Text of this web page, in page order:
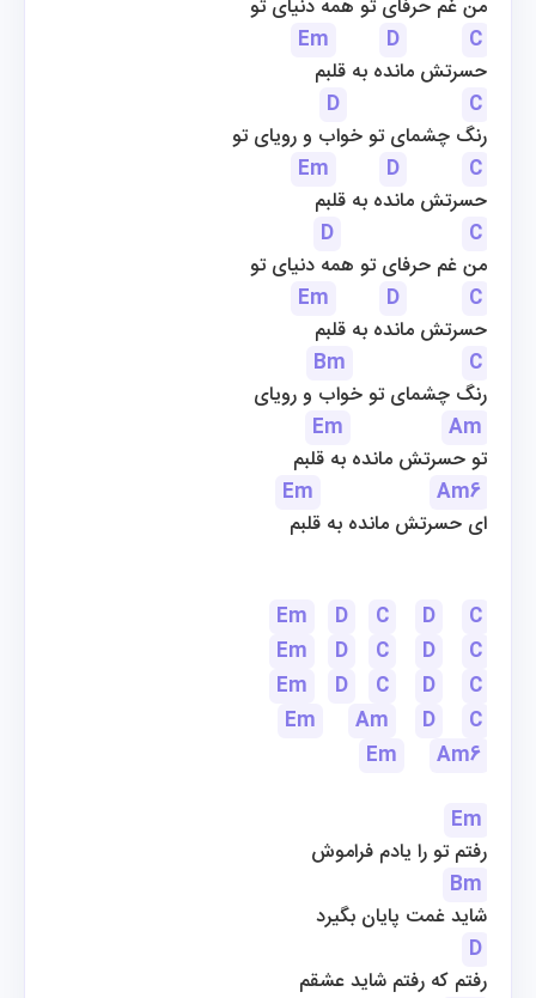
من غم حرفای تو همه دنیای تو
Em
D
C
حسرتش مانده به قلبم
D
C
رنگ چشمای تو خواب و رویای تو
Em
D
C
حسرتش مانده به قلبم
D
C
من غم حرفای تو همه دنیای تو
Em
D
C
حسرتش مانده به قلبم
Bm
C
رنگ چشمای تو خواب و رویای
Em
Am
تو حسرتش مانده به قلبم
Em
Am6
ای حسرتش مانده به قلبم
Em D C D
C
Em
D C D
C
Em
D C D
C
Em
Am D
C
Em
Am6
Em
رفتم تو را یادم فراموش
Bm
شاید غمت پایان بگیرد
D
رفتم که رفتم شاید عشقم